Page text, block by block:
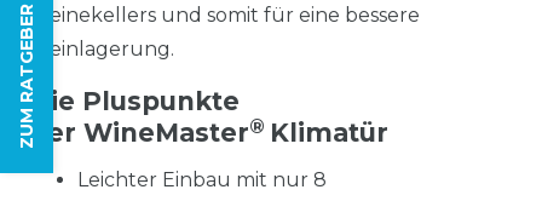
ZUM RATGEBERWeinekellers und somit für eine bessere
Weinlagerung.
Die Pluspunkte
der WineMaster® Klimatür
Leichter Einbau mit nur 8